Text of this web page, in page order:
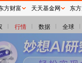
行情 数据 全球
方财富 天天基金网 东